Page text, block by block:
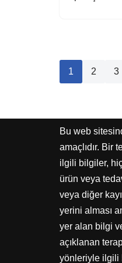
1 2 3
Bu web
amaçlıdır. Bir
ilgili bilgiler,
ürün veya
veya diğer
yerini alması
yer alan bilgi
açıklanan
yönleriyle ilgili